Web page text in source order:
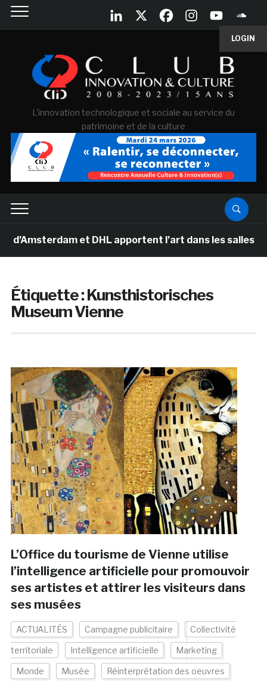
LOGIN
L'innovation technologique et sociale au service du
patrimoine et de la culture
et DHL apportent l’art dans les salles de
Étiquette :Kunsthistorisches
Museum Vienne
L’Office du tourisme de Vienne utilise
l’intelligence artificielle pour promouvoir
ses artistes et attirer les visiteurs dans
ses musées
ACTUALITÉS Campagne publicitaire Collectivité
territoriale Intelligence artificielle Marketing
Monde Musée Réinterprétation des oeuvres